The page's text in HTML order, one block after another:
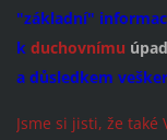
"základní"
k duchovnímu
a důsledkem
Jsme si jisti, že také